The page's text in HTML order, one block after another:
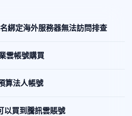
綁定海外服務器無法訪問排查
雲帳號購買
算法人帳號
以買到騰訊雲賬號